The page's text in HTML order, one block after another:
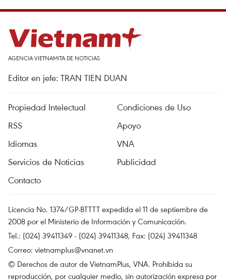
AGENCIA VIETNAMITA DE NOTICIAS
Editor en jefe: TRAN TIEN DUAN
Propiedad Intelectual
Condiciones de Uso
RSS
Apoyo
Idiomas
VNA
Servicios de Noticias
Publicidad
Contacto
Licencia No. 1374/GP-BTTTT expedida el 11 de septiembre de
2008 por el Ministerio de Información y Comunicación.
Tel.: (024) 39411349 - (024) 39411348, Fax: (024) 39411348
Correo: vietnamplus@vnanet.vn
© Derechos de autor de VietnamPlus, VNA. Prohibida su
reproducción, por cualquier medio, sin autorización expresa por